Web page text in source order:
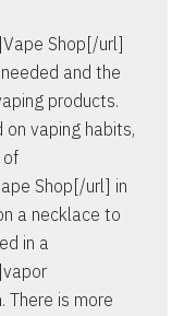
Shop[/url]
and the
products.
vaping habits,
of
Shop[/url] in
a necklace to
in a
is more